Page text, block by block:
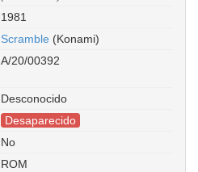
1981
Scramble (Konami)
A/20/00392
Desconocido
Desaparecido
No
ROM